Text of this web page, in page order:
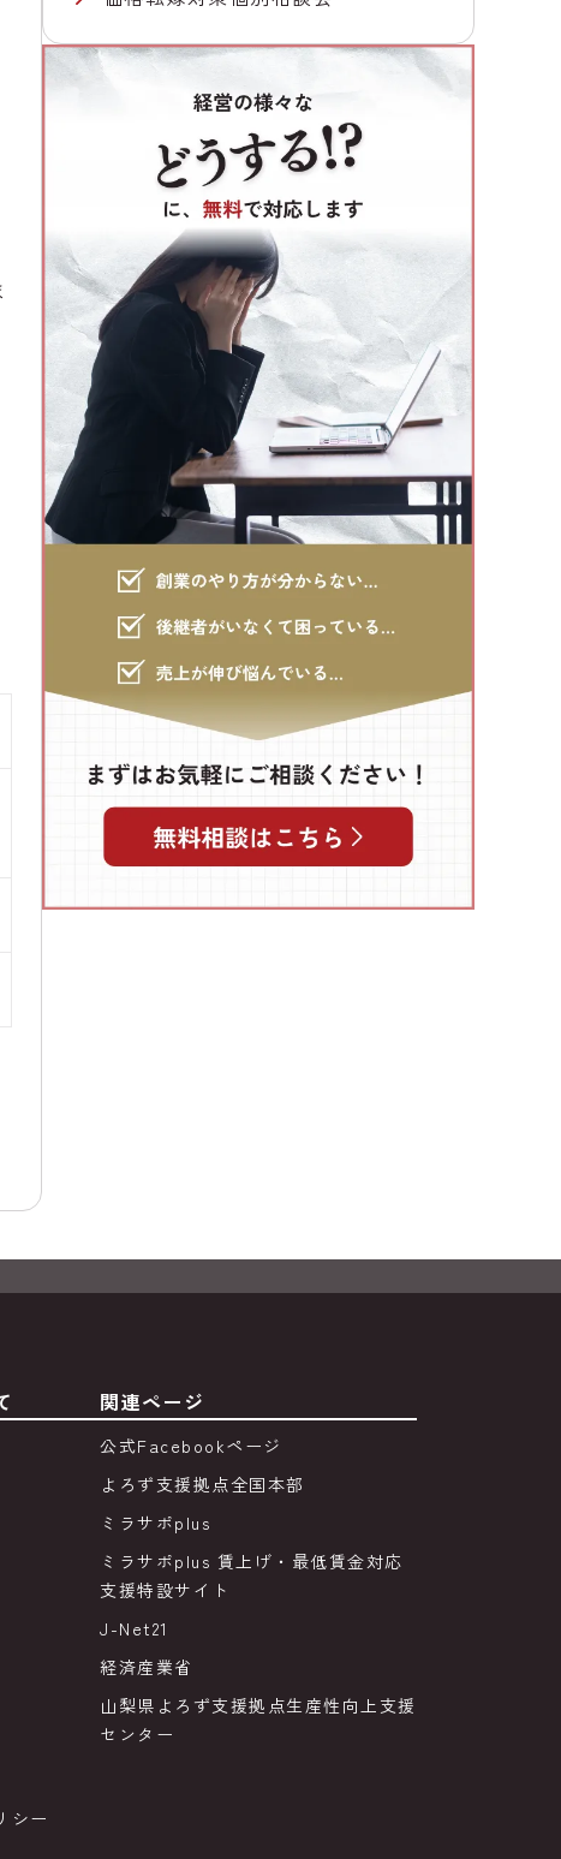
関連ページ
公式Facebookページ
よろず支援拠点全国本部
ミラサポplus
ミラサポplus 賃上げ・最低賃金対応
支援特設サイト
J-Net21
経済産業省
山梨県よろず支援拠点生産性向上支援
センター
シー